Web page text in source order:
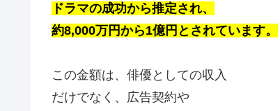
ドラマの成功から推定され、
約8,000万円から1億円とされています。
この金額は、俳優としての収入
だけでなく、広告契約や